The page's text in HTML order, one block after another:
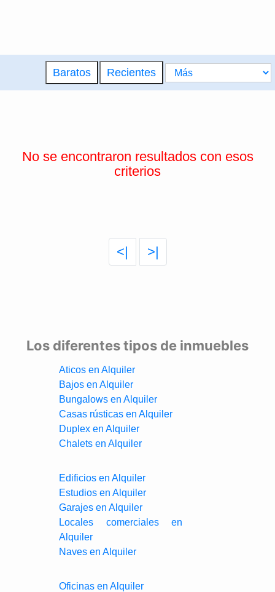
Baratos Recientes
No se encontraron resultados con esos
criterios
<| >|
Los diferentes tipos de inmuebles
Aticos en Alquiler
Bajos en Alquiler
Bungalows en Alquiler
Casas rústicas en Alquiler
Duplex en Alquiler
Chalets en Alquiler
Edificios en Alquiler
Estudios en Alquiler
Garajes en Alquiler
Locales comerciales en
Alquiler
Naves en Alquiler
Oficinas en Alquiler